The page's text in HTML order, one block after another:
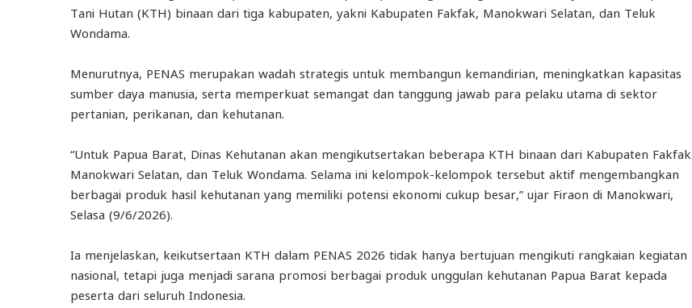
Tani Hutan (KTH) binaan dari tiga kabupaten, yakni Kabupaten Fakfak, Manokwari Selatan, dan Teluk
Wondama.
Menurutnya, PENAS merupakan wadah strategis untuk membangun kemandirian, meningkatkan kapasitas
sumber daya manusia, serta memperkuat semangat dan tanggung jawab para pelaku utama di sektor
pertanian, perikanan, dan kehutanan.
“Untuk Papua Barat, Dinas Kehutanan akan mengikutsertakan beberapa KTH binaan dari Kabupaten Fakfak,
Manokwari Selatan, dan Teluk Wondama. Selama ini kelompok-kelompok tersebut aktif mengembangkan
berbagai produk hasil kehutanan yang memiliki potensi ekonomi cukup besar,” ujar Firaon di Manokwari,
Selasa (9/6/2026).
Ia menjelaskan, keikutsertaan KTH dalam PENAS 2026 tidak hanya bertujuan mengikuti rangkaian kegiatan
nasional, tetapi juga menjadi sarana promosi berbagai produk unggulan kehutanan Papua Barat kepada
peserta dari seluruh Indonesia.